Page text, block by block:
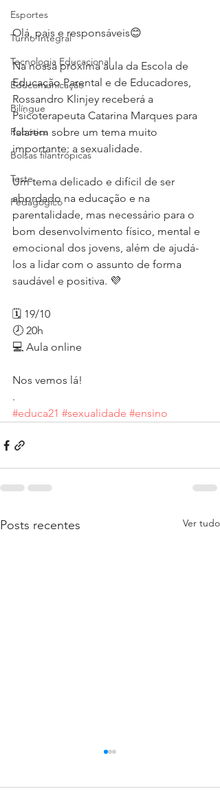
Esportes
Turno Integral
Tecnologia Educacional
Educomunicação
Bilíngue
Robótica
Bolsas filantrópicas
Teste
Pedagógico
Olá, pais e responsáveis😊
Na nossa próxima aula da Escola de
Educação Parental e de Educadores,
Rossandro Klinjey receberá a
Psicoterapeuta Catarina Marques para
falarem sobre um tema muito
importante: a sexualidade.
Um tema delicado e difícil de ser
abordado na educação e na
parentalidade, mas necessário para o
bom desenvolvimento físico, mental e
emocional dos jovens, além de ajudá-
los a lidar com o assunto de forma
saudável e positiva. 💜
🗓 19/10
🕗 20h
💻 Aula online
Nos vemos lá!
.
#educa21 #sexualidade #ensino
Posts recentes Ver tudo